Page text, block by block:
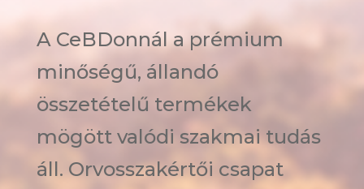
A CeBDonnál a prémium
minőségű, állandó
összetételű termékek
mögött valódi szakmai tudás
áll. Orvosszakértői csapat